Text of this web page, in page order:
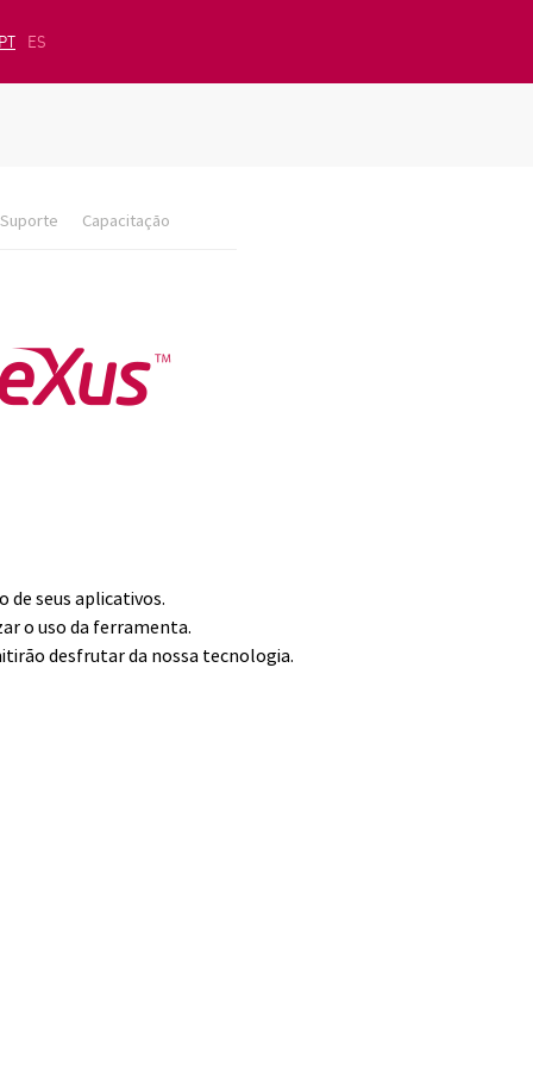
ES
Suporte Capacitação
de seus aplicativos.
o uso da ferramenta.
desfrutar da nossa tecnologia.